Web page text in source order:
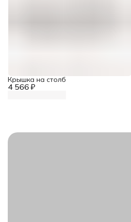
4 566 ₽
Крышка на столб